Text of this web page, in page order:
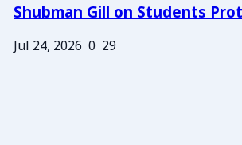
Shubman Gill on Students
Jul 24, 2026 0 29